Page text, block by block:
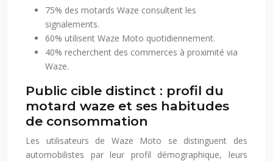
75% des motards Waze consultent les
signalements.
60% utilisent Waze Moto quotidiennement.
40% recherchent des commerces à proximité via
Waze.
Public cible distinct : profil du
motard waze et ses habitudes
de consommation
Les utilisateurs de Waze Moto se distinguent des
automobilistes par leur profil démographique, leurs